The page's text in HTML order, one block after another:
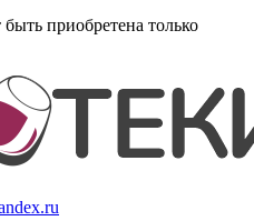
приобретена только